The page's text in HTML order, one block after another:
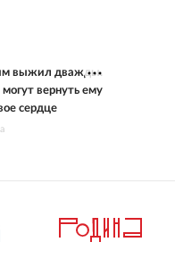
выжил дважды.
могут вернуть ему
сердце